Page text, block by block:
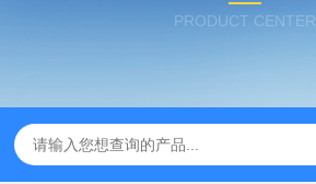
PRODUCT CENTER